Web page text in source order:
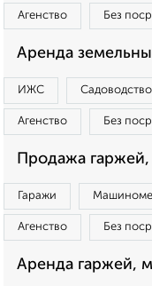
Агенство Без
Аренда
ИЖС Садоводство
Агенство Без
Продажа
Гаражи
Агенство Без
Аренда гаржей,